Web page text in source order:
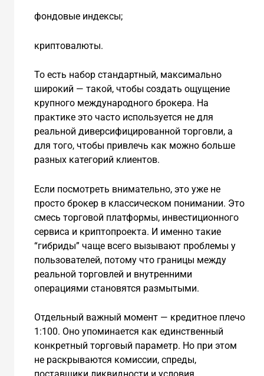
фондовые индексы;
криптовалюты.
То есть набор стандартный, максимально
широкий — такой, чтобы создать ощущение
крупного международного брокера. На
практике это часто используется не для
реальной диверсифицированной торговли, а
для того, чтобы привлечь как можно больше
разных категорий клиентов.
Если посмотреть внимательно, это уже не
просто брокер в классическом понимании. Это
смесь торговой платформы, инвестиционного
сервиса и криптопроекта. И именно такие
“гибриды” чаще всего вызывают проблемы у
пользователей, потому что границы между
реальной торговлей и внутренними
операциями становятся размытыми.
Отдельный важный момент — кредитное плечо
1:100. Оно упоминается как единственный
конкретный торговый параметр. Но при этом
не раскрываются комиссии, спреды,